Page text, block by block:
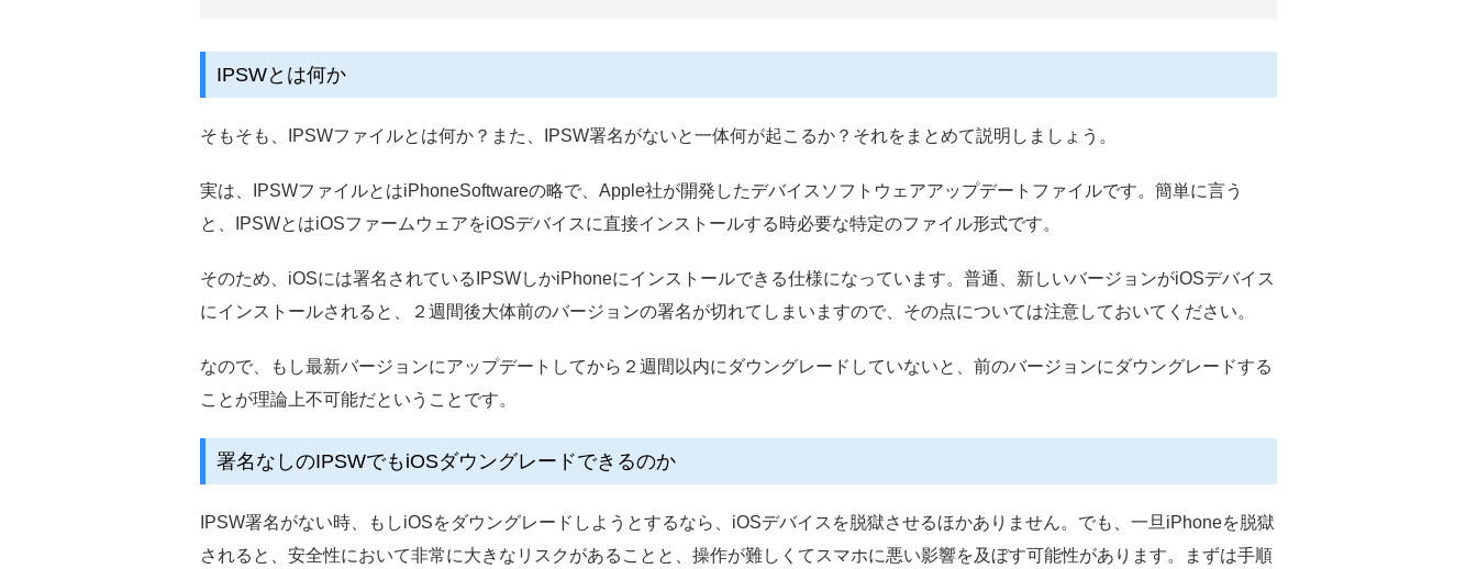
IPSWとは何か
そもそも、IPSWファイルとは何か？また、IPSW署名がないと一体何が起こるか？それをまとめて説明しましょう。
実は、IPSWファイルとはiPhoneSoftwareの略で、Apple社が開発したデバイスソフトウェアアップデートファイルです。簡単に言う
と、IPSWとはiOSファームウェアをiOSデバイスに直接インストールする時必要な特定のファイル形式です。
そのため、iOSには署名されているIPSWしかiPhoneにインストールできる仕様になっています。普通、新しいバージョンがiOSデバイス
にインストールされると、２週間後大体前のバージョンの署名が切れてしまいますので、その点については注意しておいてください。
なので、もし最新バージョンにアップデートしてから２週間以内にダウングレードしていないと、前のバージョンにダウングレードする
ことが理論上不可能だということです。
署名なしのIPSWでもiOSダウングレードできるのか
IPSW署名がない時、もしiOSをダウングレードしようとするなら、iOSデバイスを脱獄させるほかありません。でも、一旦iPhoneを脱獄
されると、安全性において非常に大きなリスクがあることと、操作が難しくてスマホに悪い影響を及ぼす可能性があります。まずは手順